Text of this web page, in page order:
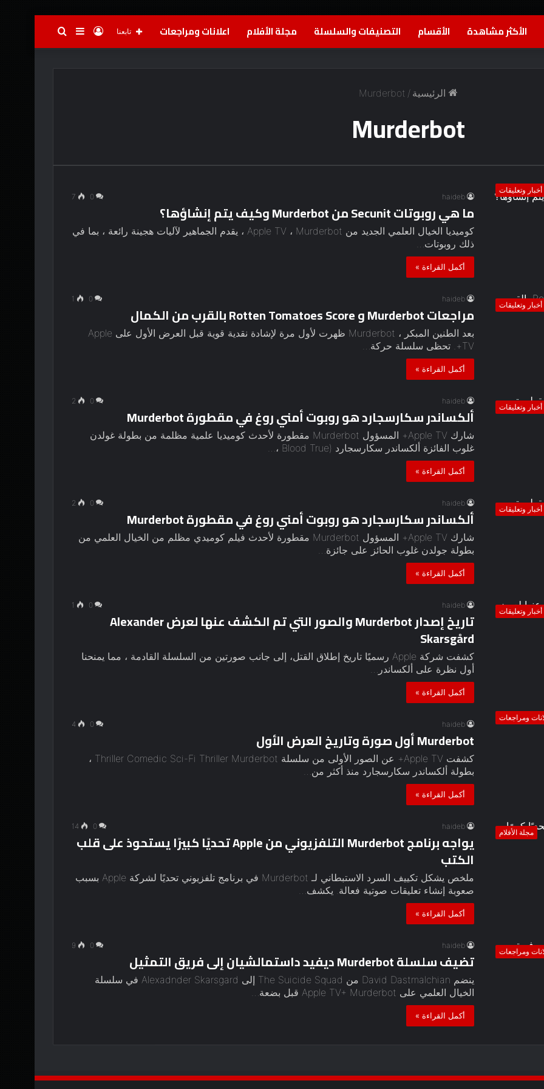
الأكثر مشاهدة الأقسام التصنيفات والسلسلة مجلة الأفلام اعلانات ومراجعات بحثإضافةتسجيل تابعنا
الرئيسية /
Murderbot
Murderbot
أخبار وتعليقات
haideb
0
7
ما هي روبوتات Secunit من Murderbot وكيف يتم إنشاؤها؟
كوميديا ​​الخيال العلمي الجديد من Apple TV ، Murderbot ، يقدم الجماهير لآليات هجينة رائعة ، بما في
ذلك روبوتات…
أكمل القراءة »
أخبار وتعليقات
haideb
0
1
مراجعات Murderbot و Rotten Tomatoes Score بالقرب من الكمال
بعد الطنين المبكر ، Murderbot ظهرت لأول مرة لإشادة نقدية قوية قبل العرض الأول على Apple
TV+. تحظى سلسلة حركة…
أكمل القراءة »
أخبار وتعليقات
haideb
0
2
ألكساندر سكارسجارد هو روبوت أمني روغ في مقطورة Murderbot
شارك Apple TV+ المسؤول Murderbot مقطورة لأحدث كوميديا ​​علمية مظلمة من بطولة غولدن
غلوب الفائزة ألكساندر سكارسجارد (Blood True ،…
أكمل القراءة »
أخبار وتعليقات
haideb
0
2
ألكساندر سكارسجارد هو روبوت أمني روغ في مقطورة Murderbot
شارك Apple TV+ المسؤول Murderbot مقطورة لأحدث فيلم كوميدي مظلم من الخيال العلمي من
بطولة جولدن غلوب الحائز على جائزة…
أكمل القراءة »
أخبار وتعليقات
haideb
0
1
تاريخ إصدار Murderbot والصور التي تم الكشف عنها لعرض Alexander
Skarsgård
كشفت شركة Apple رسميًا تاريخ إطلاق القتل، إلى جانب صورتين من السلسلة القادمة ، مما يمنحنا
أول نظرة على ألكساندر…
أكمل القراءة »
ومراجعات
haideb
0
4
Murderbot أول صورة وتاريخ العرض الأول
كشفت Apple TV+ عن الصور الأولى من سلسلة Thriller Comedic Sci-Fi Thriller Murderbot ،
بطولة ألكساندر سكارسجارد منذ أكثر من…
أكمل القراءة »
مجلة الأفلام
haideb
0
14
يواجه برنامج Murderbot التلفزيوني من Apple تحديًا كبيرًا يستحوذ على قلب
الكتب
ملخص يشكل تكييف السرد الاستبطاني لـ Murderbot في برنامج تلفزيوني تحديًا لشركة Apple بسبب
صعوبة إنشاء تعليقات صوتية فعالة. يكشف…
أكمل القراءة »
ومراجعات
haideb
0
9
تضيف سلسلة Murderbot ديفيد داستمالشيان إلى فريق التمثيل
ينضم David Dastmalchian من The Suicide Squad إلى Alexadnder Skarsgard في سلسلة
الخيال العلمي على Apple TV+ Murderbot قبل بضعة…
أكمل القراءة »